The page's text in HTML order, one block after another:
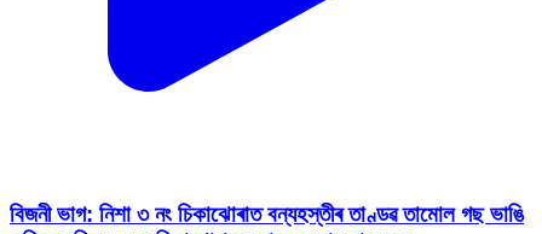
বিজনী ভাগ: নিশা ৩ নং চিকাঝোৰাত বন্যহস্তীৰ তাণ্ডৱ তামোল গছ ভাঙি